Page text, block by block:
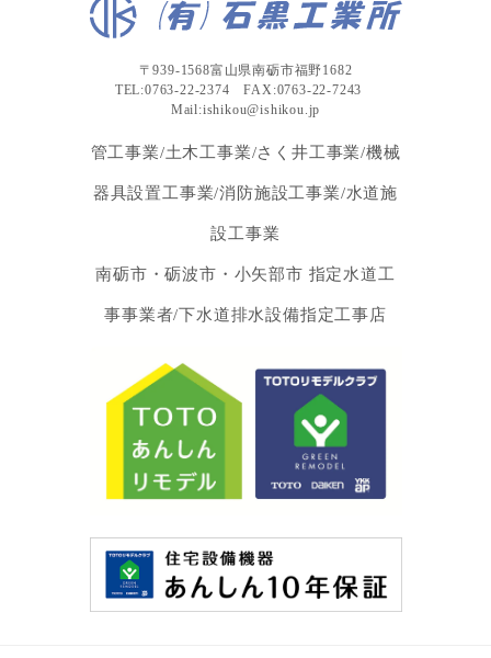
〒939-1568富山県南砺市福野1682
TEL:0763-22-2374 FAX:0763-22-7243
Mail:ishikou@ishikou.jp
管工事業/土木工事業/さく井工事業/機械
器具設置工事業/消防施設工事業/水道施
設工事業
南砺市・砺波市・小矢部市 指定水道工
事事業者/下水道排水設備指定工事店